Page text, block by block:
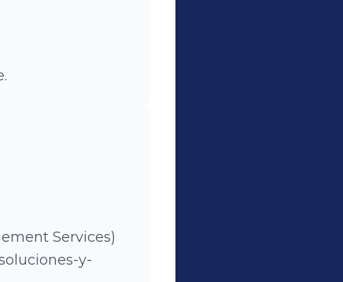
Services)
y-